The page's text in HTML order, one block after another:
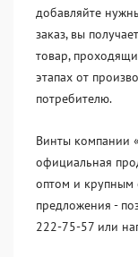
добавляйте
заказ, вы
товар,
этапах от
потребителю.
Винты компании
официальная
оптом и крупным
предложения -
222-75-57 или